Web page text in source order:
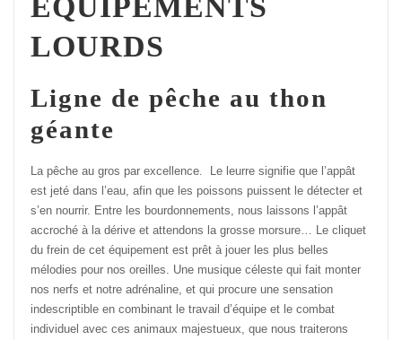
LOURDS
Ligne de pêche au thon
géante
La pêche au gros par excellence. Le leurre signifie que l’appât
est jeté dans l’eau, afin que les poissons puissent le détecter et
s’en nourrir. Entre les bourdonnements, nous laissons l’appât
accroché à la dérive et attendons la grosse morsure… Le cliquet
du frein de cet équipement est prêt à jouer les plus belles
mélodies pour nos oreilles. Une musique céleste qui fait monter
nos nerfs et notre adrénaline, et qui procure une sensation
indescriptible en combinant le travail d’équipe et le combat
individuel avec ces animaux majestueux, que nous traiterons